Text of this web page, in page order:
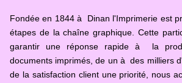
Fondée en 1844 à Dinan l'Imprimerie est
étapes de la chaîne graphique. Cette
garantir une réponse rapide à la
documents imprimés, de un à des milliers
de la satisfaction client une priorité, nous